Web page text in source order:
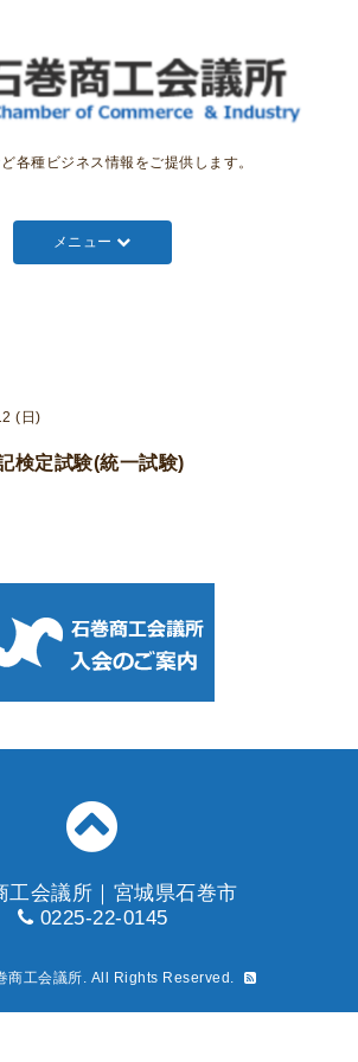
各種ビジネス情報をご提供します。
メニュー
(日)
検定試験(統一試験)
工会議所｜宮城県石巻市
0225-22-0145
商工会議所. All Rights Reserved.